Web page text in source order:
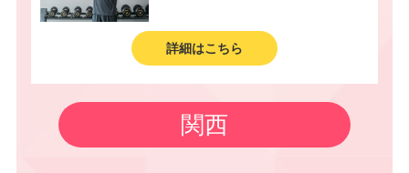
詳細はこちら
関西